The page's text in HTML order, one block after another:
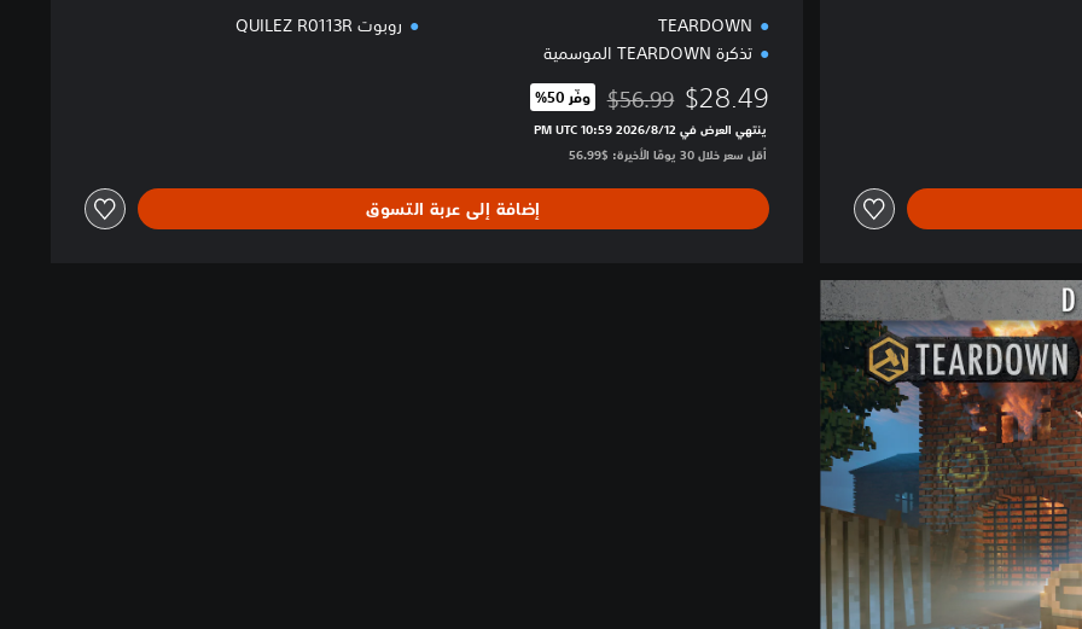
TEARDOWN
تذكرة TEARDOWN الموسمية
روبوت QUILEZ R0113R
$28.49 مخصوم من السعر الأصلي البالغ $56.99‏
$56.99 وفّر 50%‏
ينتهي العرض في 12‏/8‏/2026 10:59 PM UTC‏
أقل سعر خلال 30 يومًا الأخيرة: $56.99‏
إضافة إلى عربة التسوق